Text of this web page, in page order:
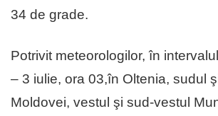
34 de grade.
Potrivit meteorologilor, în
– 3 iulie, ora 03,în Oltenia, sudul
Moldovei, vestul şi sud-vestul